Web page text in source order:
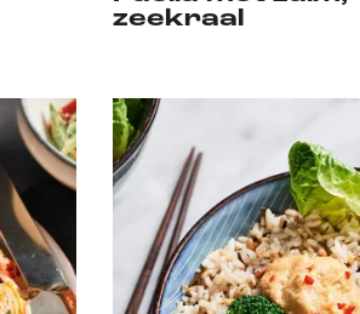
zeekraal